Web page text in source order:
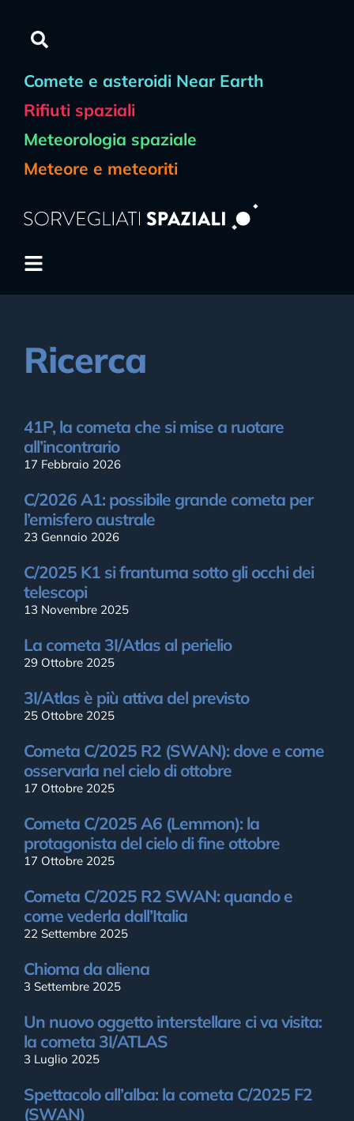
Comete e asteroidi Near Earth
Rifiuti spaziali
Meteorologia spaziale
Meteore e meteoriti
Ricerca
41P, la cometa che si mise a ruotare
all’incontrario
17 Febbraio 2026
C/2026 A1: possibile grande cometa per
l’emisfero australe
23 Gennaio 2026
C/2025 K1 si frantuma sotto gli occhi dei
telescopi
13 Novembre 2025
La cometa 3I/Atlas al perielio
29 Ottobre 2025
3I/Atlas è più attiva del previsto
25 Ottobre 2025
Cometa C/2025 R2 (SWAN): dove e come
osservarla nel cielo di ottobre
17 Ottobre 2025
Cometa C/2025 A6 (Lemmon): la
protagonista del cielo di fine ottobre
17 Ottobre 2025
Cometa C/2025 R2 SWAN: quando e
come vederla dall’Italia
22 Settembre 2025
Chioma da aliena
3 Settembre 2025
Un nuovo oggetto interstellare ci va visita:
la cometa 3I/ATLAS
3 Luglio 2025
Spettacolo all’alba: la cometa C/2025 F2
(SWAN)